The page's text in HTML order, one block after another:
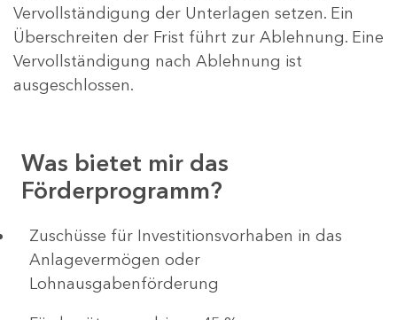
Vervollständigung der Unterlagen setzen. Ein
Überschreiten der Frist führt zur Ablehnung. Eine
Vervollständigung nach Ablehnung ist
ausgeschlossen.
Was bietet mir das
Förderprogramm?
​​​​​​Zuschüsse für Investitionsvorhaben in das
Anlagevermögen oder
Lohnausgabenförderung